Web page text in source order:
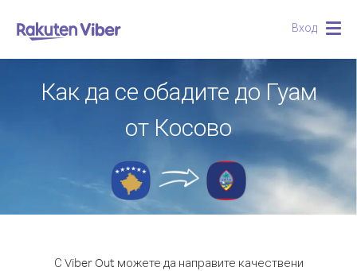
Вход
Как да се обадите до Гуам
от Косово
С Viber Out можете да направите качествени